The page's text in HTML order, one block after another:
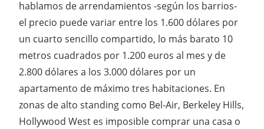
hablamos de arrendamientos -según los barrios-
el precio puede variar entre los 1.600 dólares por
un cuarto sencillo compartido, lo más barato 10
metros cuadrados por 1.200 euros al mes y de
2.800 dólares a los 3.000 dólares por un
apartamento de máximo tres habitaciones. En
zonas de alto standing como Bel-Air, Berkeley Hills,
Hollywood West es imposible comprar una casa o